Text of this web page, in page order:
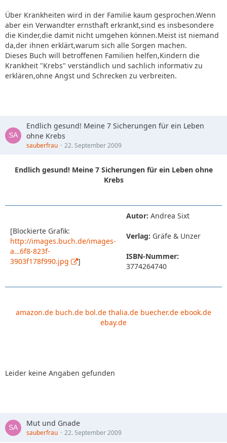
Über Krankheiten wird in der Familie kaum gesprochen.Wenn
aber ein Verwandter ernsthaft erkrankt,sind es insbesondere
die Kinder,die damit nicht umgehen können.Meist ist niemand
da,der ihnen erklärt,warum sich alle Sorgen machen.
Dieses Buch will betroffenen Familien helfen,Kindern die
Krankheit "Krebs" verständlich und sachlich informativ zu
erklären,ohne Angst und Schrecken zu verbreiten.
Endlich gesund! Meine 7 Sicherungen für ein Leben
ohne Krebs
sauberfrau 22. September 2009
Endlich gesund! Meine 7 Sicherungen für ein Leben ohne
Krebs
[Blockierte Grafik:
http://images.buch.de/images-
a…6f8-823f-
3903f178f990.jpg
]
Autor: Andrea Sixt
Verlag: Gräfe & Unzer
ISBN-Nummer:
3774264740
amazon.de buch.de bol.de thalia.de buecher.de ebook.de
ebay.de
Leider keine Angaben gefunden
Mut und Gnade
sauberfrau 22. September 2009